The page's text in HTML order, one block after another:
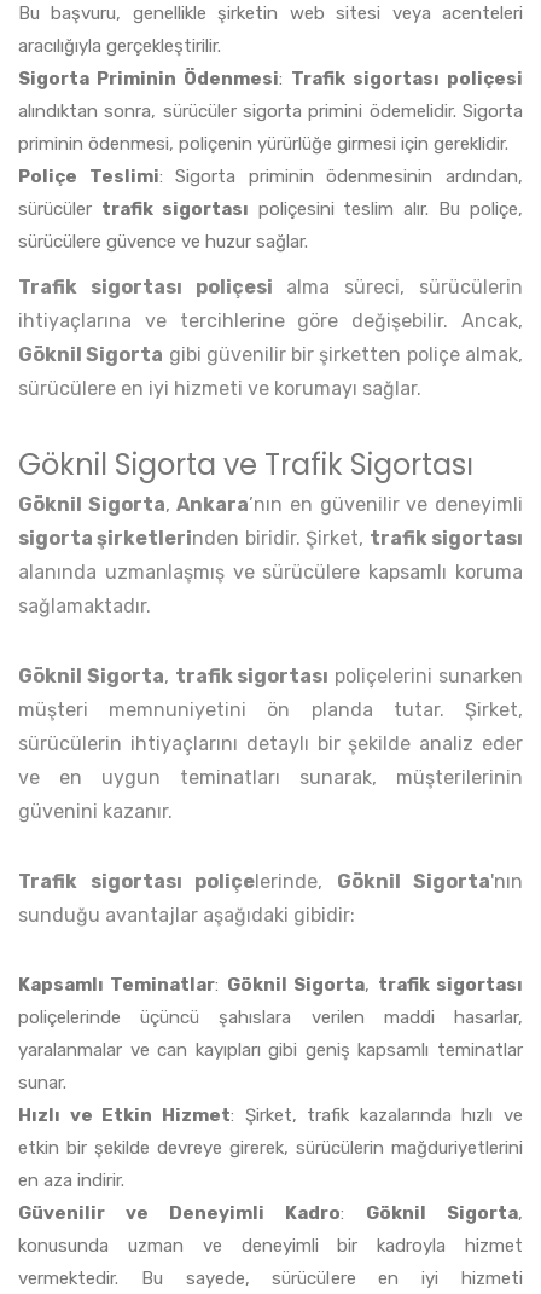
Bu başvuru, genellikle şirketin web sitesi veya acenteleri
aracılığıyla gerçekleştirilir.
Sigorta Priminin Ödenmesi: Trafik sigortası poliçesi
alındıktan sonra, sürücüler sigorta primini ödemelidir. Sigorta
priminin ödenmesi, poliçenin yürürlüğe girmesi için gereklidir.
Poliçe Teslimi: Sigorta priminin ödenmesinin ardından,
sürücüler trafik sigortası poliçesini teslim alır. Bu poliçe,
sürücülere güvence ve huzur sağlar.
Trafik sigortası poliçesi alma süreci, sürücülerin
ihtiyaçlarına ve tercihlerine göre değişebilir. Ancak,
Göknil Sigorta gibi güvenilir bir şirketten poliçe almak,
sürücülere en iyi hizmeti ve korumayı sağlar.
Göknil Sigorta ve Trafik Sigortası
Göknil Sigorta,Ankara’nın en güvenilir ve deneyimli
sigorta şirketlerinden biridir. Şirket, trafik sigortası
alanında uzmanlaşmış ve sürücülere kapsamlı koruma
sağlamaktadır.
Göknil Sigorta, trafik sigortası poliçelerini sunarken
müşteri memnuniyetini ön planda tutar. Şirket,
sürücülerin ihtiyaçlarını detaylı bir şekilde analiz eder
ve en uygun teminatları sunarak, müşterilerinin
güvenini kazanır.
Trafik sigortası poliçelerinde, Göknil Sigorta'nın
sunduğu avantajlar aşağıdaki gibidir:
Kapsamlı Teminatlar: Göknil Sigorta, trafik sigortası
poliçelerinde üçüncü şahıslara verilen maddi hasarlar,
yaralanmalar ve can kayıpları gibi geniş kapsamlı teminatlar
sunar.
Hızlı ve Etkin Hizmet: Şirket, trafik kazalarında hızlı ve
etkin bir şekilde devreye girerek, sürücülerin mağduriyetlerini
en aza indirir.
Güvenilir ve Deneyimli Kadro: Göknil Sigorta,
konusunda uzman ve deneyimli bir kadroyla hizmet
vermektedir. Bu sayede, sürücülere en iyi hizmeti